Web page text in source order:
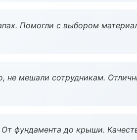
Помогли с выбором
не мешали сотрудникам.
фундамента до крыши.